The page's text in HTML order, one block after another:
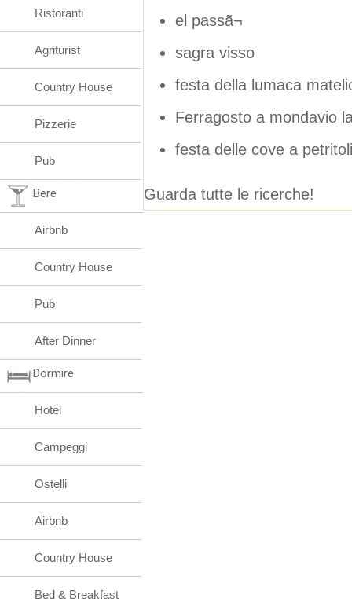
el passã¬
sagra visso
festa della lumaca
Ferragosto a mondavio
festa delle cove a petritoli
Guarda tutte le ricerche!
Ristoranti
Agriturist
Country House
Pizzerie
Pub
Bere
Airbnb
Country House
Pub
After Dinner
Dormire
Hotel
Campeggi
Ostelli
Airbnb
Country House
Bed & Breakfast